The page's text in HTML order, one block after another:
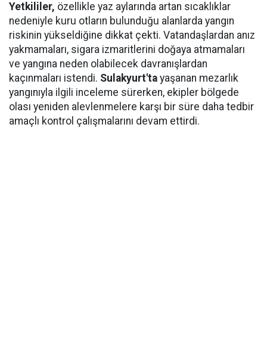
Yetkililer, özellikle yaz aylarında artan sıcaklıklar
nedeniyle kuru otların bulunduğu alanlarda yangın
riskinin yükseldiğine dikkat çekti. Vatandaşlardan anız
yakmamaları, sigara izmaritlerini doğaya atmamaları
ve yangına neden olabilecek davranışlardan
kaçınmaları istendi. Sulakyurt'ta yaşanan mezarlık
yangınıyla ilgili inceleme sürerken, ekipler bölgede
olası yeniden alevlenmelere karşı bir süre daha tedbir
amaçlı kontrol çalışmalarını devam ettirdi.